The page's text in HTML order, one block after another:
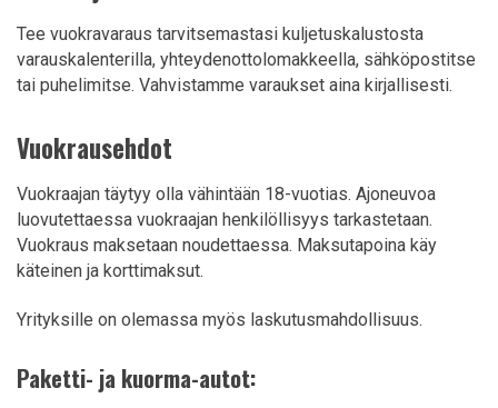
Tee vuokravaraus tarvitsemastasi kuljetuskalustosta
varauskalenterilla, yhteydenottolomakkeella, sähköpostitse
tai puhelimitse. Vahvistamme varaukset aina kirjallisesti.
Vuokrausehdot
Vuokraajan täytyy olla vähintään 18-vuotias. Ajoneuvoa
luovutettaessa vuokraajan henkilöllisyys tarkastetaan.
Vuokraus maksetaan noudettaessa. Maksutapoina käy
käteinen ja korttimaksut.
Yrityksille on olemassa myös laskutusmahdollisuus.
Paketti- ja kuorma-autot: